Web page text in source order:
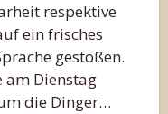
respektive
ein frisches
gestoßen.
Dienstag
die Dinger…